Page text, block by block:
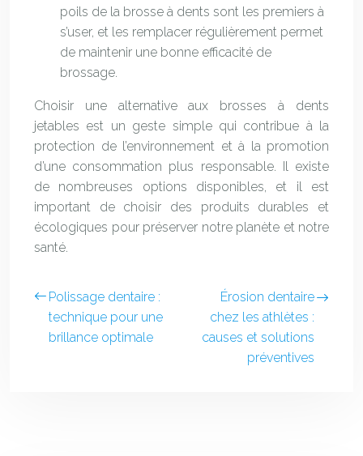
poils de la brosse à dents sont les premiers à
s’user, et les remplacer régulièrement permet
de maintenir une bonne efficacité de
brossage.
Choisir une alternative aux brosses à dents
jetables est un geste simple qui contribue à la
protection de l’environnement et à la promotion
d’une consommation plus responsable. Il existe
de nombreuses options disponibles, et il est
important de choisir des produits durables et
écologiques pour préserver notre planète et notre
santé.
Polissage dentaire :
technique pour une
brillance optimale
Érosion dentaire
chez les athlètes :
causes et solutions
préventives